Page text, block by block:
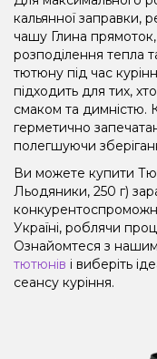
кальянної заправки,
чашу Глина
розподілення тепла
тютюну під час
підходить для тих,
смаком та димністю.
герметично
полегшуючи
Ви можете купити
Льодяники, 250 г)
Україні, роблячи
Ознайомтеся з
тютюнів і виберіть
сеансу куріння.